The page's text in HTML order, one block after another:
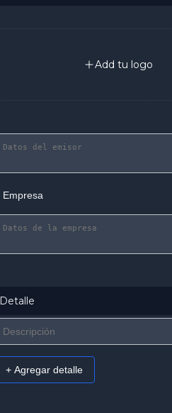
Add tu logo
Detalle
+ Agregar detalle